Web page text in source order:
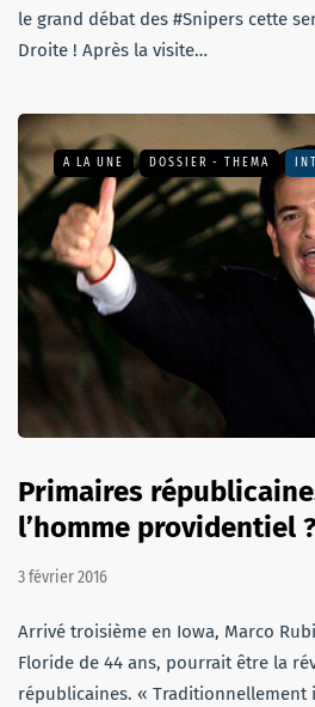
le grand débat des #Snipers cette
Droite ! Après la visite…
A LA UNE DOSSIER - THEMA
Primaires
l’homme providentiel
3 février 2016
Arrivé troisième en Iowa, Marco
Floride de 44 ans, pourrait être la
républicaines. « Traditionnellement